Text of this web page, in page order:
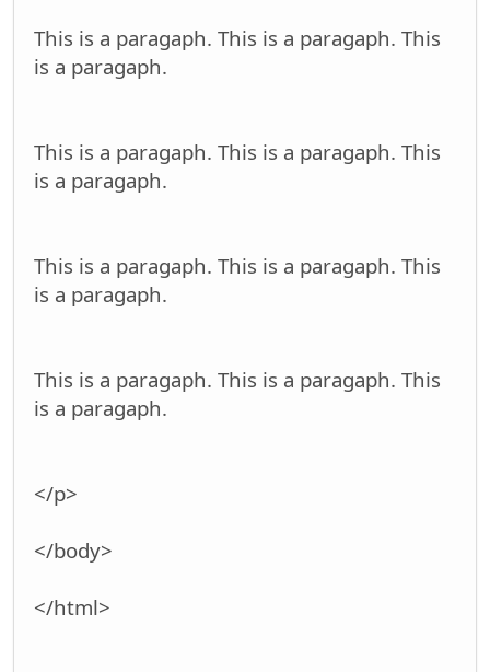
This is a paragaph. This is a paragaph. This
is a paragaph.
This is a paragaph. This is a paragaph. This
is a paragaph.
This is a paragaph. This is a paragaph. This
is a paragaph.
This is a paragaph. This is a paragaph. This
is a paragaph.
</p>
</body>
</html>